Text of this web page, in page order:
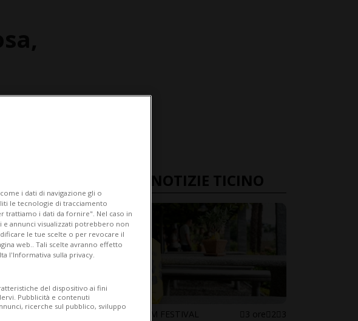
ULTIME NOTIZIE TICINO
LOCARNO FILM FESTIVAL 3 ore 2 3
i dati di navigazione gli o
le tecnologie di tracciamento
trattiamo i dati da fornire". Nel caso in
e annunci visualizzati potrebbero non
le tue scelte o per revocare il
web.. Tali scelte avranno effetto
l'Informativa sulla privacy.
del dispositivo ai fini
Pubblicità e contenuti
ricerche sul pubblico, sviluppo